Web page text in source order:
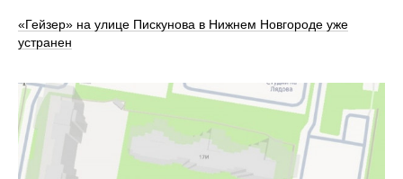
«Гейзер» на улице Пискунова в Нижнем Новгороде уже
устранен